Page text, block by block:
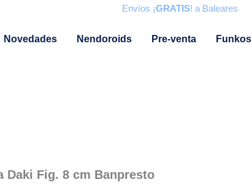
Envíos ¡GRATIS! a Baleares
Novedades Nendoroids Pre-venta Funkos
Daki Fig. 8 cm Banpresto